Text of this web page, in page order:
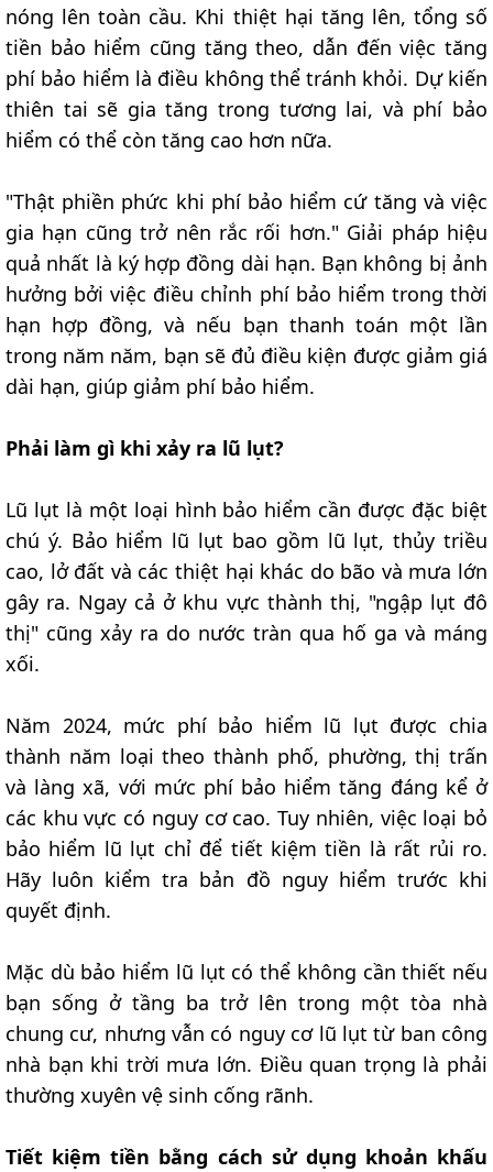
nóng lên toàn cầu. Khi thiệt hại tăng lên, tổng số
tiền bảo hiểm cũng tăng theo, dẫn đến việc tăng
phí bảo hiểm là điều không thể tránh khỏi. Dự kiến
thiên tai sẽ gia tăng trong tương lai, và phí bảo
hiểm có thể còn tăng cao hơn nữa.
"Thật phiền phức khi phí bảo hiểm cứ tăng và việc
gia hạn cũng trở nên rắc rối hơn." Giải pháp hiệu
quả nhất là ký hợp đồng dài hạn. Bạn không bị ảnh
hưởng bởi việc điều chỉnh phí bảo hiểm trong thời
hạn hợp đồng, và nếu bạn thanh toán một lần
trong năm năm, bạn sẽ đủ điều kiện được giảm giá
dài hạn, giúp giảm phí bảo hiểm.
Phải làm gì khi xảy ra lũ lụt?
Lũ lụt là một loại hình bảo hiểm cần được đặc biệt
chú ý. Bảo hiểm lũ lụt bao gồm lũ lụt, thủy triều
cao, lở đất và các thiệt hại khác do bão và mưa lớn
gây ra. Ngay cả ở khu vực thành thị, "ngập lụt đô
thị" cũng xảy ra do nước tràn qua hố ga và máng
xối.
Năm 2024, mức phí bảo hiểm lũ lụt được chia
thành năm loại theo thành phố, phường, thị trấn
và làng xã, với mức phí bảo hiểm tăng đáng kể ở
các khu vực có nguy cơ cao. Tuy nhiên, việc loại bỏ
bảo hiểm lũ lụt chỉ để tiết kiệm tiền là rất rủi ro.
Hãy luôn kiểm tra bản đồ nguy hiểm trước khi
quyết định.
Mặc dù bảo hiểm lũ lụt có thể không cần thiết nếu
bạn sống ở tầng ba trở lên trong một tòa nhà
chung cư, nhưng vẫn có nguy cơ lũ lụt từ ban công
nhà bạn khi trời mưa lớn. Điều quan trọng là phải
thường xuyên vệ sinh cống rãnh.
Tiết kiệm tiền bằng cách sử dụng khoản khấu